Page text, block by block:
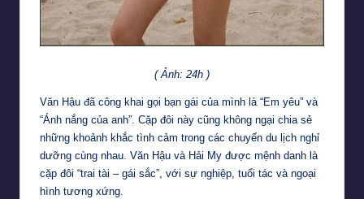
( Ảnh: 24h )
Văn Hậu đã công khai gọi bạn gái của mình là “Em yêu” và
“Ánh nắng của anh”. Cặp đôi này cũng không ngại chia sẻ
những khoảnh khắc tình cảm trong các chuyến du lịch nghỉ
dưỡng cùng nhau. Văn Hậu và Hải My được mệnh danh là
cặp đôi “trai tài – gái sắc”, với sự nghiệp, tuổi tác và ngoại
hình tương xứng.